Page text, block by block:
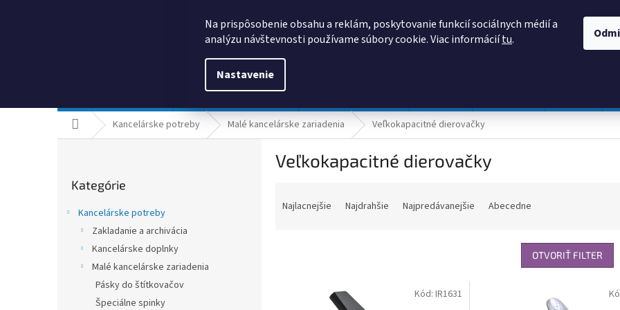
Na prispôsobenie obsahu a reklám, poskytovanie funkcií sociálnych médií a
analýzu návštevnosti používame súbory cookie. Viac informáciítu.
Nastavenie
DomovKancelárske potreby Malé kancelárske zariadenia Veľkokapacitné dierovačky
kategórie
Kategórie
Kancelárske potreby
Zakladanie a archivácia
Kancelárske doplnky
Malé kancelárske zariadenia
Pásky do štítkovačov
Špeciálne spinky
Veľkokapacitné dierovačky
Najlacnejšie Najdrahšie Najpredávanejšie Abecedne
OTVORIŤ FILTER
Kód: IR1631